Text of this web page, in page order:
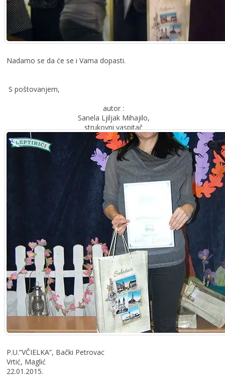
Nadamo se da će se i Vama dopasti.
S poštovanjem,
autor :
Sanela Ljiljak Mihajilo,
strukovni vaspitač
P.U.”VČIELKA”, Bački Petrovac
Vrtić, Maglić
22.01.2015.